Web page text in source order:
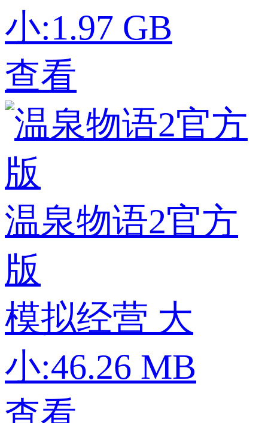
小:1.97 GB
查看
温泉物语2官方
版
模拟经营 大
小:46.26 MB